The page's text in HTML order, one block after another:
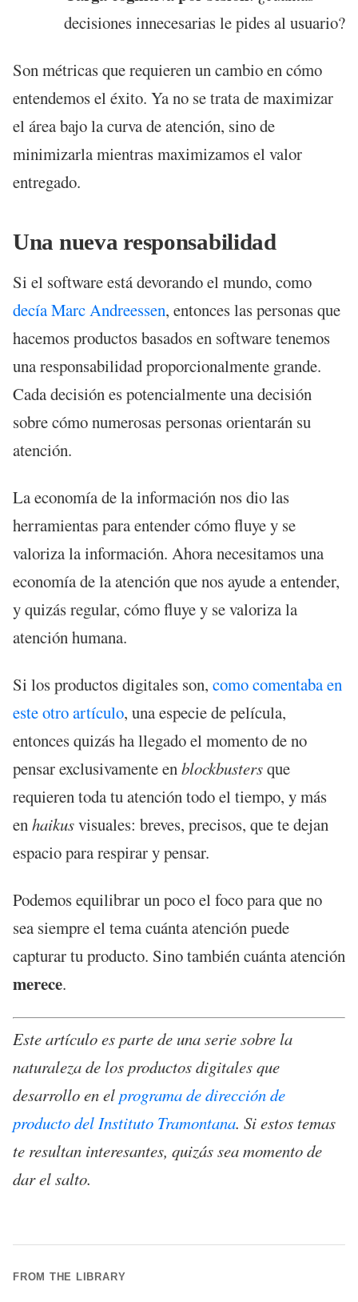
decisiones innecesarias le pides al usuario?
Son métricas que requieren un cambio en cómo
entendemos el éxito. Ya no se trata de maximizar
el área bajo la curva de atención, sino de
minimizarla mientras maximizamos el valor
entregado.
Una nueva responsabilidad
Si el software está devorando el mundo, como
decía Marc Andreessen, entonces las personas que
hacemos productos basados en software tenemos
una responsabilidad proporcionalmente grande.
Cada decisión es potencialmente una decisión
sobre cómo numerosas personas orientarán su
atención.
La economía de la información nos dio las
herramientas para entender cómo fluye y se
valoriza la información. Ahora necesitamos una
economía de la atención que nos ayude a entender,
y quizás regular, cómo fluye y se valoriza la
atención humana.
Si los productos digitales son, como comentaba en
este otro artículo, una especie de película,
entonces quizás ha llegado el momento de no
pensar exclusivamente enblockbustersque
requieren toda tu atención todo el tiempo, y más
enhaikusvisuales: breves, precisos, que te dejan
espacio para respirar y pensar.
Podemos equilibrar un poco el foco para que no
sea siempre el tema cuánta atención puede
capturar tu producto. Sino también cuánta atención
merece.
Este artículo es parte de una serie sobre la
naturaleza de los productos digitales que
desarrollo en elprograma de dirección de
producto del Instituto Tramontana. Si estos temas
te resultan interesantes, quizás sea momento de
dar el salto.
FROM THE LIBRARY